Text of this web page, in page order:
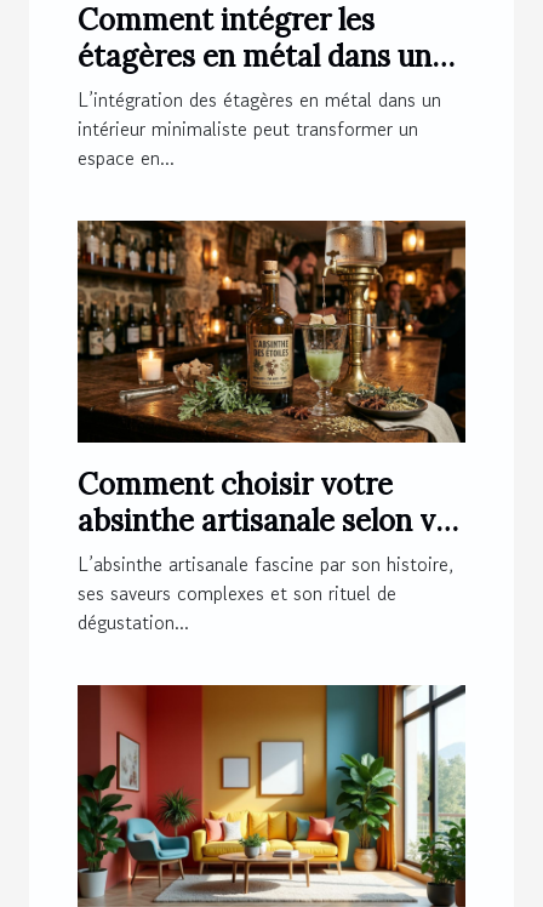
Comment intégrer les
étagères en métal dans un
intérieur minimaliste ?
L’intégration des étagères en métal dans un
intérieur minimaliste peut transformer un
espace en...
Comment choisir votre
absinthe artisanale selon vos
préférences ?
L’absinthe artisanale fascine par son histoire,
ses saveurs complexes et son rituel de
dégustation...